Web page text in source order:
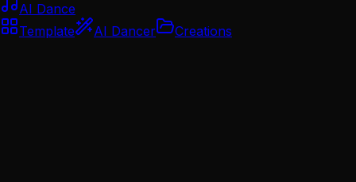
AI Dance
Template
AI Dancer Creations